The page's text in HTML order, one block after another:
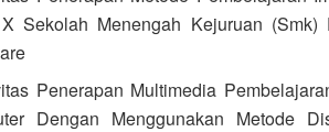
Sekolah Menengah Kejuruan
Penerapan Multimedia
Dengan Menggunakan Metode